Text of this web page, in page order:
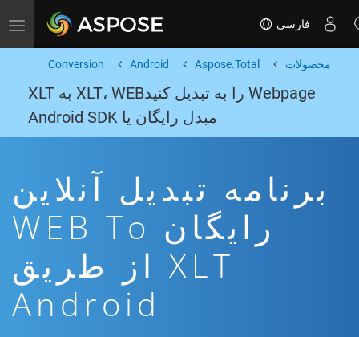
Toggle navigation فارسی
محصولات Aspose.Total
Android
Conversion
Webpage را به تبدیل کنیدXLT، WEB به XLT
مبدل رایگان یا Android SDK
برنامه تبدیل آنلاین
رایگان WEB To
XLT از طریق
Android